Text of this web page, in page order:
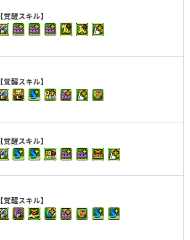
【覚醒スキル】
【覚醒スキル】
【覚醒スキル】
【覚醒スキル】